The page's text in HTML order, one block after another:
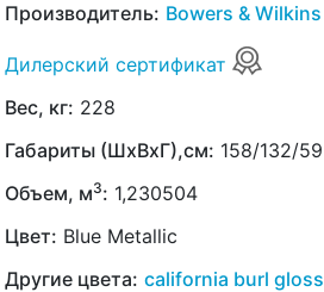
Производитель: Bowers & Wilkins
Дилерский сертификат
Вес, кг: 228
Габариты (ШхВхГ),см: 158/132/59
Объем, м3: 1,230504
Цвет: Blue Metallic
Другие цвета: california burl gloss